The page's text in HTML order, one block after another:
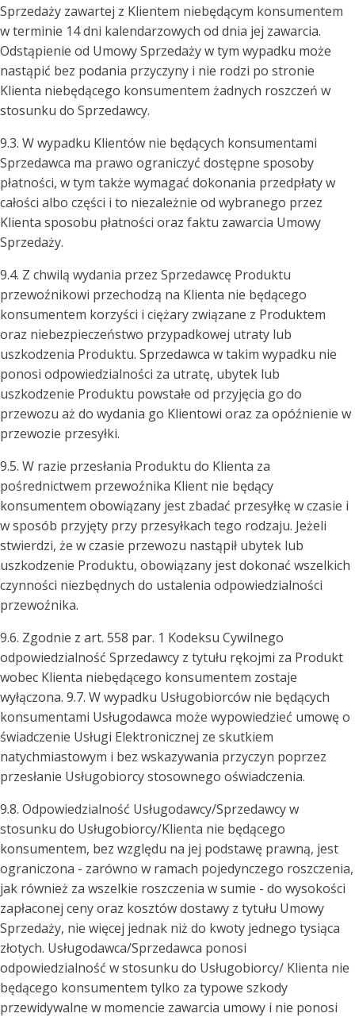
Sprzedaży zawartej z Klientem niebędącym konsumentem
w terminie 14 dni kalendarzowych od dnia jej zawarcia.
Odstąpienie od Umowy Sprzedaży w tym wypadku może
nastąpić bez podania przyczyny i nie rodzi po stronie
Klienta niebędącego konsumentem żadnych roszczeń w
stosunku do Sprzedawcy.
9.3. W wypadku Klientów nie będących konsumentami
Sprzedawca ma prawo ograniczyć dostępne sposoby
płatności, w tym także wymagać dokonania przedpłaty w
całości albo części i to niezależnie od wybranego przez
Klienta sposobu płatności oraz faktu zawarcia Umowy
Sprzedaży.
9.4. Z chwilą wydania przez Sprzedawcę Produktu
przewoźnikowi przechodzą na Klienta nie będącego
konsumentem korzyści i ciężary związane z Produktem
oraz niebezpieczeństwo przypadkowej utraty lub
uszkodzenia Produktu. Sprzedawca w takim wypadku nie
ponosi odpowiedzialności za utratę, ubytek lub
uszkodzenie Produktu powstałe od przyjęcia go do
przewozu aż do wydania go Klientowi oraz za opóźnienie w
przewozie przesyłki.
9.5. W razie przesłania Produktu do Klienta za
pośrednictwem przewoźnika Klient nie będący
konsumentem obowiązany jest zbadać przesyłkę w czasie i
w sposób przyjęty przy przesyłkach tego rodzaju. Jeżeli
stwierdzi, że w czasie przewozu nastąpił ubytek lub
uszkodzenie Produktu, obowiązany jest dokonać wszelkich
czynności niezbędnych do ustalenia odpowiedzialności
przewoźnika.
9.6. Zgodnie z art. 558 par. 1 Kodeksu Cywilnego
odpowiedzialność Sprzedawcy z tytułu rękojmi za Produkt
wobec Klienta niebędącego konsumentem zostaje
wyłączona. 9.7. W wypadku Usługobiorców nie będących
konsumentami Usługodawca może wypowiedzieć umowę o
świadczenie Usługi Elektronicznej ze skutkiem
natychmiastowym i bez wskazywania przyczyn poprzez
przesłanie Usługobiorcy stosownego oświadczenia.
9.8. Odpowiedzialność Usługodawcy/Sprzedawcy w
stosunku do Usługobiorcy/Klienta nie będącego
konsumentem, bez względu na jej podstawę prawną, jest
ograniczona - zarówno w ramach pojedynczego roszczenia,
jak również za wszelkie roszczenia w sumie - do wysokości
zapłaconej ceny oraz kosztów dostawy z tytułu Umowy
Sprzedaży, nie więcej jednak niż do kwoty jednego tysiąca
złotych. Usługodawca/Sprzedawca ponosi
odpowiedzialność w stosunku do Usługobiorcy/ Klienta nie
będącego konsumentem tylko za typowe szkody
przewidywalne w momencie zawarcia umowy i nie ponosi